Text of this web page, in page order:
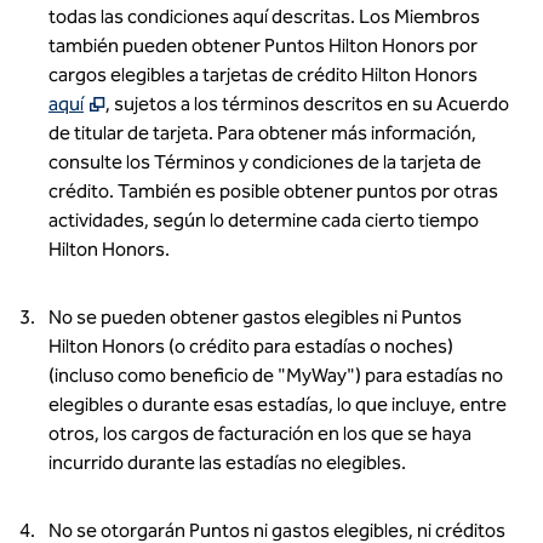
todas las condiciones aquí descritas. Los Miembros
también pueden obtener Puntos Hilton Honors por
cargos elegibles a tarjetas de crédito Hilton Honors
aquí
puede ver una lista de dichas tarjetas de crédito,
, sujetos a los términos descritos en su Acuerdo
de titular de tarjeta. Para obtener más información,
consulte los Términos y condiciones de la tarjeta de
crédito. También es posible obtener puntos por otras
actividades, según lo determine cada cierto tiempo
Hilton Honors.
No se pueden obtener gastos elegibles ni Puntos
Hilton Honors (o crédito para estadías o noches)
(incluso como beneficio de "MyWay") para estadías no
elegibles o durante esas estadías, lo que incluye, entre
otros, los cargos de facturación en los que se haya
incurrido durante las estadías no elegibles.
No se otorgarán Puntos ni gastos elegibles, ni créditos